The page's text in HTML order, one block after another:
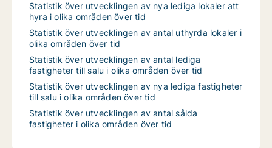
Statistik över utvecklingen av nya lediga lokaler att
hyra i olika områden över tid
Statistik över utvecklingen av antal uthyrda lokaler i
olika områden över tid
Statistik över utvecklingen av antal lediga
fastigheter till salu i olika områden över tid
Statistik över utvecklingen av nya lediga fastigheter
till salu i olika områden över tid
Statistik över utvecklingen av antal sålda
fastigheter i olika områden över tid